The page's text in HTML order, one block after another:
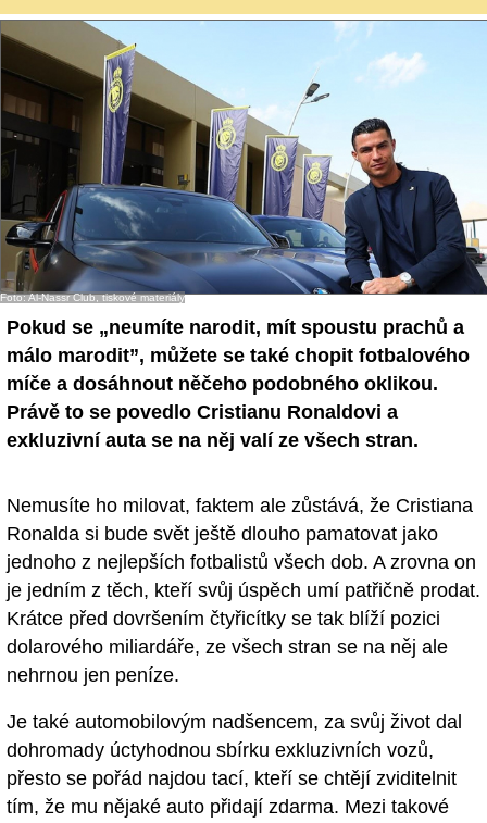
Foto: Al-Nassr Club, tiskové materiály
Pokud se „neumíte narodit, mít spoustu prachů a
málo marodit”, můžete se také chopit fotbalového
míče a dosáhnout něčeho podobného oklikou.
Právě to se povedlo Cristianu Ronaldovi a
exkluzivní auta se na něj valí ze všech stran.
Nemusíte ho milovat, faktem ale zůstává, že Cristiana
Ronalda si bude svět ještě dlouho pamatovat jako
jednoho z nejlepších fotbalistů všech dob. A zrovna on
je jedním z těch, kteří svůj úspěch umí patřičně prodat.
Krátce před dovršením čtyřicítky se tak blíží pozici
dolarového miliardáře, ze všech stran se na něj ale
nehrnou jen peníze.
Je také automobilovým nadšencem, za svůj život dal
dohromady úctyhodnou sbírku exkluzivních vozů,
přesto se pořád najdou tací, kteří se chtějí zviditelnit
tím, že mu nějaké auto přidají zdarma. Mezi takové